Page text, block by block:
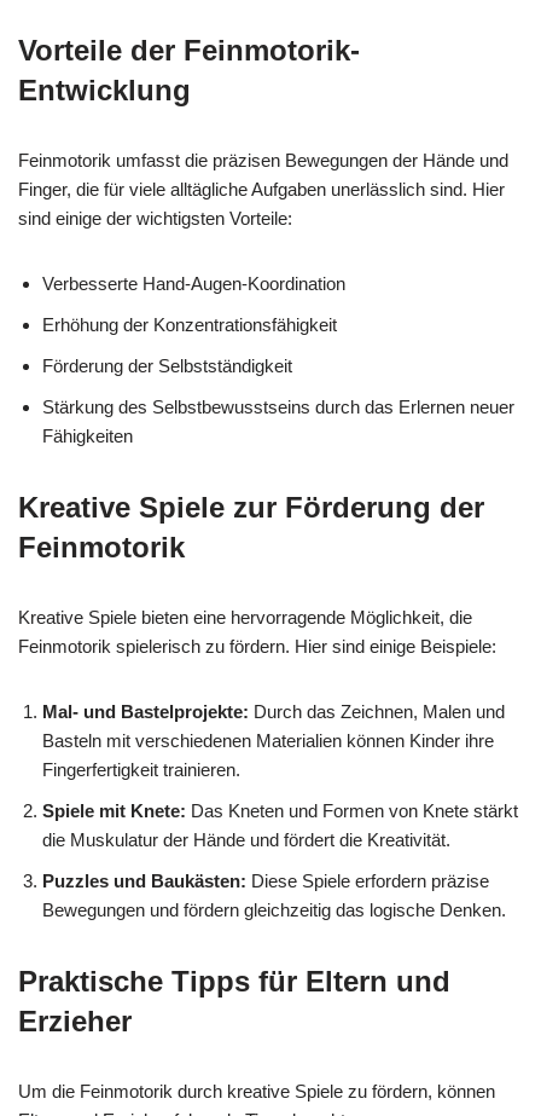
Vorteile der Feinmotorik-
Entwicklung
Feinmotorik umfasst die präzisen Bewegungen der Hände und
Finger, die für viele alltägliche Aufgaben unerlässlich sind. Hier
sind einige der wichtigsten Vorteile:
Verbesserte Hand-Augen-Koordination
Erhöhung der Konzentrationsfähigkeit
Förderung der Selbstständigkeit
Stärkung des Selbstbewusstseins durch das Erlernen neuer
Fähigkeiten
Kreative Spiele zur Förderung der
Feinmotorik
Kreative Spiele bieten eine hervorragende Möglichkeit, die
Feinmotorik spielerisch zu fördern. Hier sind einige Beispiele:
Mal- und Bastelprojekte: Durch das Zeichnen, Malen und
Basteln mit verschiedenen Materialien können Kinder ihre
Fingerfertigkeit trainieren.
Spiele mit Knete: Das Kneten und Formen von Knete stärkt
die Muskulatur der Hände und fördert die Kreativität.
Puzzles und Baukästen: Diese Spiele erfordern präzise
Bewegungen und fördern gleichzeitig das logische Denken.
Praktische Tipps für Eltern und
Erzieher
Um die Feinmotorik durch kreative Spiele zu fördern, können